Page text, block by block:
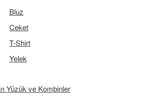
Bluz
Ceket
T-Shirt
Yelek
Yüzük ve Kombinler